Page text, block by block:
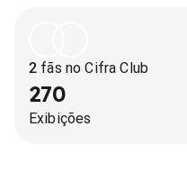
2 fãs no Cifra Club
270
Exibições